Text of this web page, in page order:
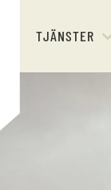
TJÄNSTER